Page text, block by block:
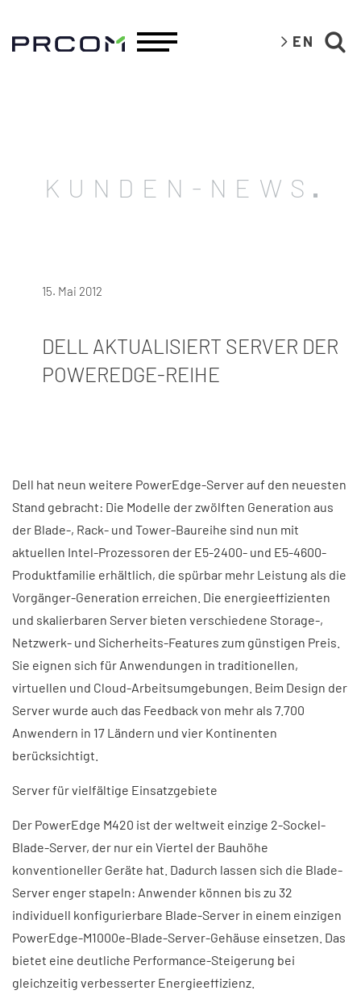
EN
KUNDEN-NEWS
15. Mai 2012
DELL AKTUALISIERT SERVER DER
POWEREDGE-REIHE
Dell hat neun weitere PowerEdge-Server auf den neuesten
Stand gebracht: Die Modelle der zwölften Generation aus
der Blade-, Rack- und Tower-Baureihe sind nun mit
aktuellen Intel-Prozessoren der E5-2400- und E5-4600-
Produktfamilie erhältlich, die spürbar mehr Leistung als die
Vorgänger-Generation erreichen. Die energieeffizienten
und skalierbaren Server bieten verschiedene Storage-,
Netzwerk- und Sicherheits-Features zum günstigen Preis.
Sie eignen sich für Anwendungen in traditionellen,
virtuellen und Cloud-Arbeitsumgebungen. Beim Design der
Server wurde auch das Feedback von mehr als 7.700
Anwendern in 17 Ländern und vier Kontinenten
berücksichtigt.
Server für vielfältige Einsatzgebiete
Der PowerEdge M420 ist der weltweit einzige 2-Sockel-
Blade-Server, der nur ein Viertel der Bauhöhe
konventioneller Geräte hat. Dadurch lassen sich die Blade-
Server enger stapeln: Anwender können bis zu 32
individuell konfigurierbare Blade-Server in einem einzigen
PowerEdge-M1000e-Blade-Server-Gehäuse einsetzen. Das
bietet eine deutliche Performance-Steigerung bei
gleichzeitig verbesserter Energieeffizienz.